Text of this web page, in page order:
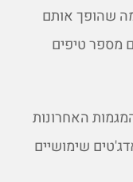
שהופך אותם
מספר טיפים
האחרונות
שימושיים